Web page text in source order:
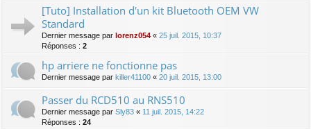
[Tuto] Installation d'un kit Bluetooth OEM VW
Standard
Dernier message par lorenz054 « 25 juil. 2015, 10:37
Réponses : 2
hp arriere ne fonctionne pas
Dernier message par killer41100 « 20 juil. 2015, 13:00
Passer du RCD510 au RNS510
Dernier message par Sly83 « 11 juil. 2015, 14:22
Réponses : 24